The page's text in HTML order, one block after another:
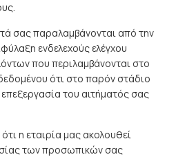
σας παραλαμβάνονται από την
ενδελεχούς ελέγχου
που περιλαμβάνονται στο
ότι στο παρόν στάδιο
επεξεργασία του αιτήματός σας
η εταιρία μας ακολουθεί
των προσωπικών σας